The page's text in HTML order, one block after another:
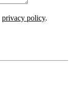
privacy policy.